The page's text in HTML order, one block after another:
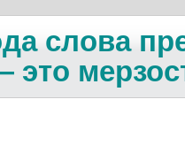
слова
это